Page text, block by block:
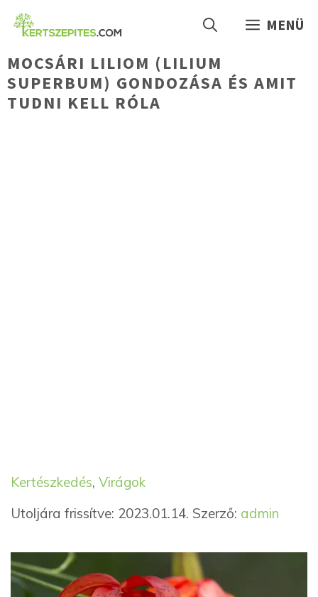
Kilépés
MENÜ
MOCSÁRI LILIOM (LILIUM
SUPERBUM) GONDOZÁSA ÉS AMIT
TUDNI KELL RÓLA
Kategória
Kertészkedés, VirágokCímkék
Utoljára frissítve: 2023.01.14. Szerző: admin